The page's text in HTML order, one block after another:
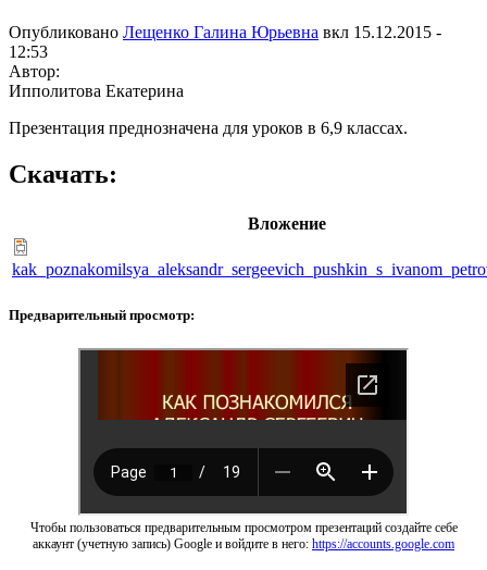
Опубликовано Лещенко Галина Юрьевна вкл 15.12.2015 -
12:53
Автор:
Ипполитова Екатерина
Презентация преднозначена для уроков в 6,9 классах.
Скачать:
Вложение
Предварительный просмотр:
Чтобы пользоваться предварительным просмотром презентаций создайте себе
аккаунт (учетную запись) Google и войдите в него: https://accounts.google.com